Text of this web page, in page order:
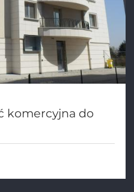
komercyjna do